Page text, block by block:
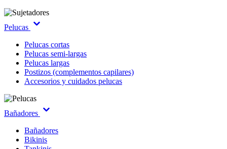
Pelucas
Pelucas cortas
Pelucas semi-largas
Pelucas largas
Postizos (complementos capilares)
Accesorios y cuidados pelucas
Bañadores
Bañadores
Bikinis